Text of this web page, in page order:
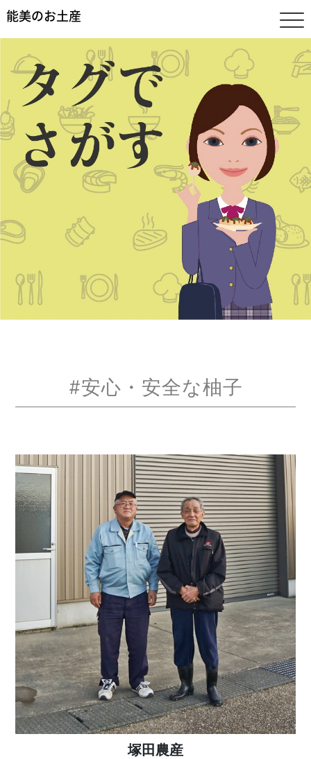
能美のお土産
#安心・安全な柚子
塚田農産